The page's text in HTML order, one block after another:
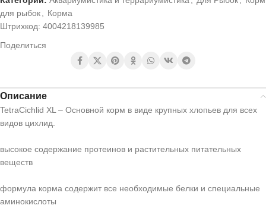
для рыбок
Корма
Штрихкод: 4004218139985
Поделиться
Описание
TetraCichlid XL – Основной корм в виде крупных хлопьев для всех
видов цихлид.
высокое содержание протеинов и растительных питательных
веществ
формула корма содержит все необходимые белки и специальные
аминокислоты